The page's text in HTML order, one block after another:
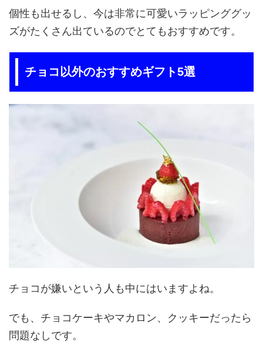
個性も出せるし、今は非常に可愛いラッピンググッ
ズがたくさん出ているのでとてもおすすめです。
チョコ以外のおすすめギフト5選
チョコが嫌いという人も中にはいますよね。
でも、チョコケーキやマカロン、クッキーだったら
問題なしです。